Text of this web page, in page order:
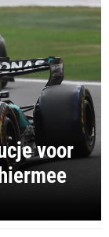
voor